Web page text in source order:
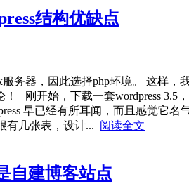
结构优缺点
务器，因此选择php环境。 这样
刚开始，下载一套wordpress
早已经有所耳闻，而且感觉它
有几张表，设计... 阅读全文
自建博客站点